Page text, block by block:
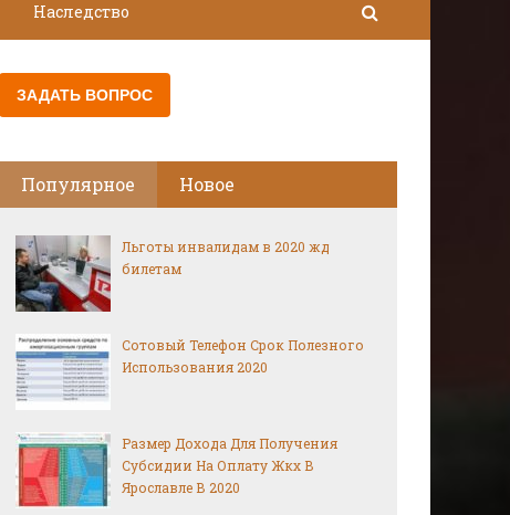
Наследство
Популярное Новое
Льготы инвалидам в 2020 жд
билетам
Сотовый Телефон Срок Полезного
Использования 2020
Размер Дохода Для Получения
Субсидии На Оплату Жкх В
Ярославле В 2020